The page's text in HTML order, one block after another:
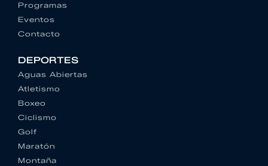
Programas
Eventos
Contacto
DEPORTES
Aguas Abiertas
Atletismo
Boxeo
Ciclismo
Golf
Maratón
Montaña